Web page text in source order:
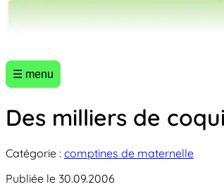
☰ menu
Des milliers de
Catégorie : comptines de maternelle
Publiée le 30.09.2006